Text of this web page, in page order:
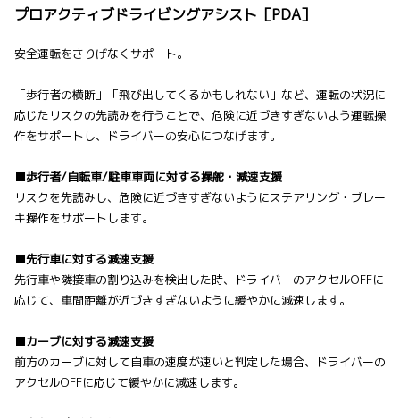
プロアクティブドライビングアシスト［PDA］
安全運転をさりげなくサポート。
「歩行者の横断」「飛び出してくるかもしれない」など、運転の状況に
応じたリスクの先読みを行うことで、危険に近づきすぎないよう運転操
作をサポートし、ドライバーの安心につなげます。
■歩行者/自転車/駐車車両に対する操舵・減速支援
リスクを先読みし、危険に近づきすぎないようにステアリング・ブレー
キ操作をサポートします。
■先行車に対する減速支援
先行車や隣接車の割り込みを検出した時、ドライバーのアクセルOFFに
応じて、車間距離が近づきすぎないように緩やかに減速します。
■カーブに対する減速支援
前方のカーブに対して自車の速度が速いと判定した場合、ドライバーの
アクセルOFFに応じて緩やかに減速します。